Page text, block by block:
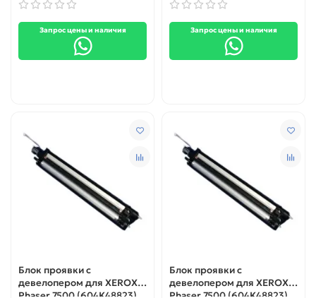
Запрос цены и наличия Запрос цены и наличия
Блок проявки с
девелопером для XEROX
Блок проявки с
девелопером для XEROX